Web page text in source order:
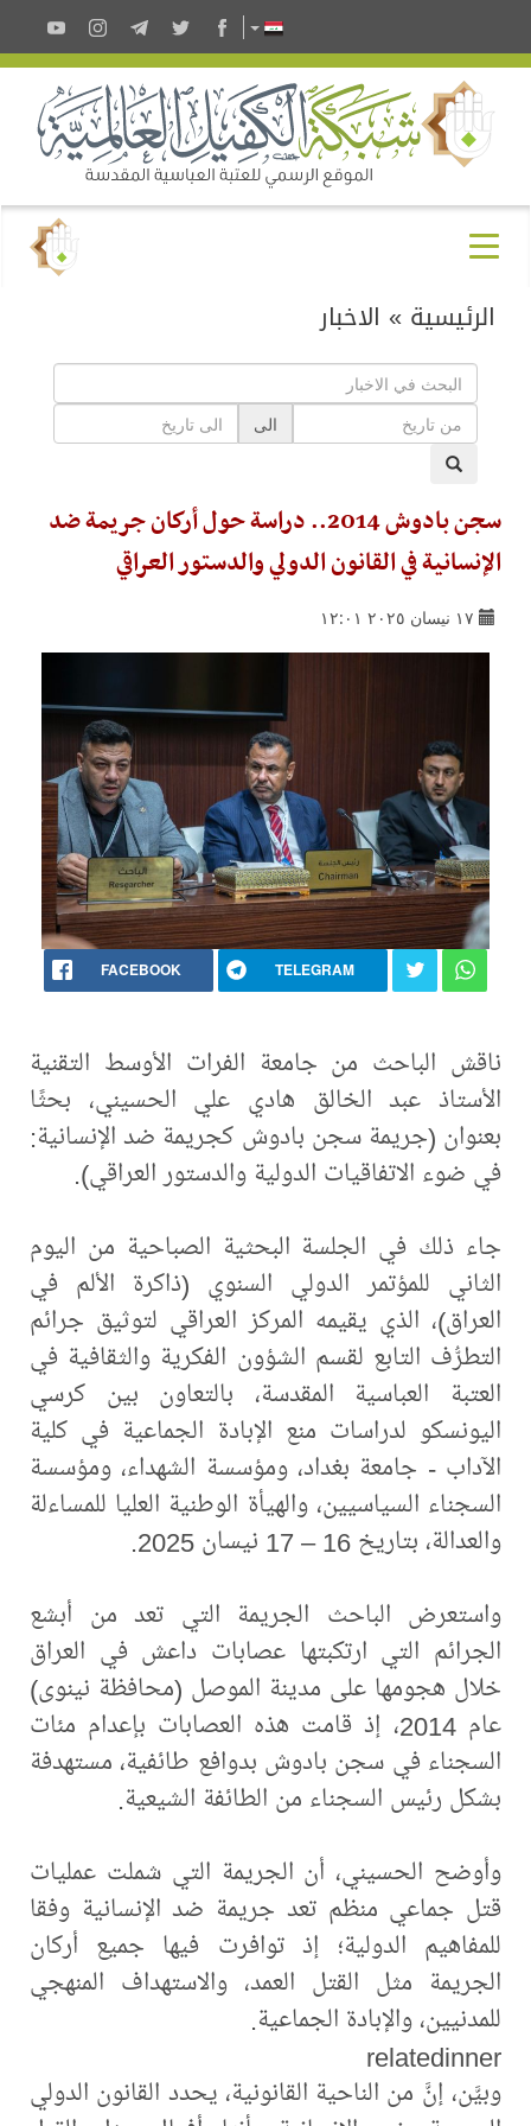
الرئيسية » الاخبار
الى
سجن بادوش 2014.. دراسة حول أركان جريمة ضد
الإنسانية في القانون الدولي والدستور العراقي
١٧ نيسان ٢٠٢٥ ١٢:٠١
FACEBOOK TELEGRAM
ناقش الباحث من جامعة الفرات الأوسط التقنية
الأستاذ عبد الخالق هادي علي الحسيني، بحثًا
بعنوان (جريمة سجن بادوش كجريمة ضد الإنسانية:
في ضوء الاتفاقيات الدولية والدستور العراقي).
جاء ذلك في الجلسة البحثية الصباحية من اليوم
الثاني للمؤتمر الدولي السنوي (ذاكرة الألم في
العراق)، الذي يقيمه المركز العراقي لتوثيق جرائم
التطرُّف التابع لقسم الشؤون الفكرية والثقافية في
العتبة العباسية المقدسة، بالتعاون بين كرسي
اليونسكو لدراسات منع الإبادة الجماعية في كلية
الآداب - جامعة بغداد، ومؤسسة الشهداء، ومؤسسة
السجناء السياسيين، والهيأة الوطنية العليا للمساءلة
والعدالة، بتاريخ 16 – 17 نيسان 2025.
واستعرض الباحث الجريمة التي تعد من أبشع
الجرائم التي ارتكبتها عصابات داعش في العراق
خلال هجومها على مدينة الموصل (محافظة نينوى)
عام 2014، إذ قامت هذه العصابات بإعدام مئات
السجناء في سجن بادوش بدوافع طائفية، مستهدفة
بشكل رئيس السجناء من الطائفة الشيعية.
وأوضح الحسيني، أن الجريمة التي شملت عمليات
قتل جماعي منظم تعد جريمة ضد الإنسانية وفقا
للمفاهيم الدولية؛ إذ توافرت فيها جميع أركان
الجريمة مثل القتل العمد، والاستهداف المنهجي
للمدنيين، والإبادة الجماعية.
relatedinner
وبيَّن، إنَّ من الناحية القانونية، يحدد القانون الدولي